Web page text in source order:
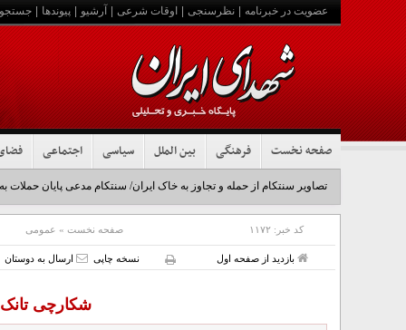
عضویت در خبرنامه نظرسنجی اوقات شرعی آرشیو پیوندها جستجو
صفحه نخست فرهنگی بین الملل سیاسی اجتماعی
تصاویر سنتکام از حمله و تجاوز به خاک ایران/ سنتکام مدعی پایان حملات
کد خبر: ۱۱۷۲ صفحه نخست » عمومی
بازدید از صفحه اول نسخه چاپی ارسال به دوستان
شکارچی